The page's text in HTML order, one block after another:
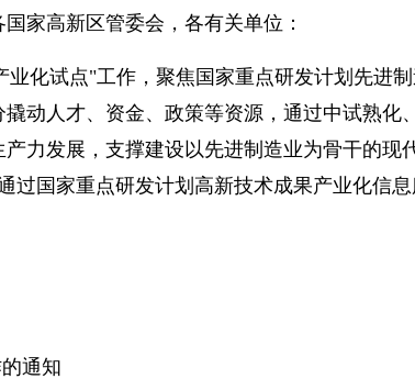
家高新区管委会，各有关单位：
化试点"工作，聚焦国家重点研发计划先进
动人才、资金、政策等资源，通过中试熟
力发展，支撑建设以先进制造业为骨干的
过国家重点研发计划高新技术成果产业化信
通知